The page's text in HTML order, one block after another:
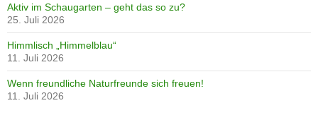
Aktiv im Schaugarten – geht das so zu?
25. Juli 2026
Himmlisch „Himmelblau“
11. Juli 2026
Wenn freundliche Naturfreunde sich freuen!
11. Juli 2026